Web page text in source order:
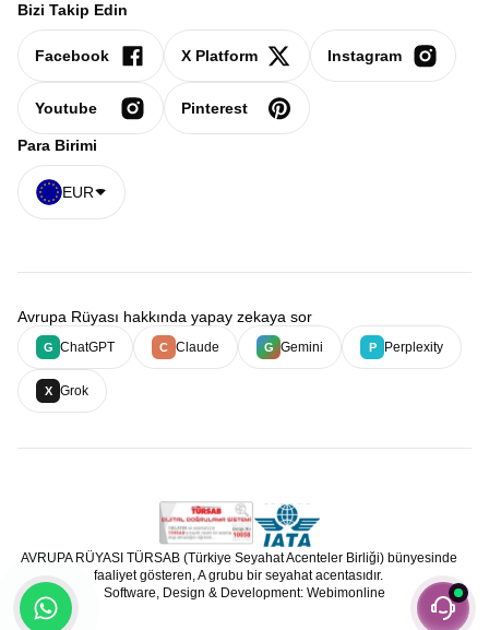
Bizi Takip Edin
Facebook X Platform Instagram
Youtube Pinterest
Para Birimi
EUR
Avrupa Rüyası hakkında yapay zekaya sor
G ChatGPT C Claude G Gemini P Perplexity
X Grok
AVRUPA RÜYASI TÜRSAB (Türkiye Seyahat Acenteler Birliği) bünyesinde
faaliyet gösteren, A grubu bir seyahat acentasıdır.
Software, Design & Development: Webimonline